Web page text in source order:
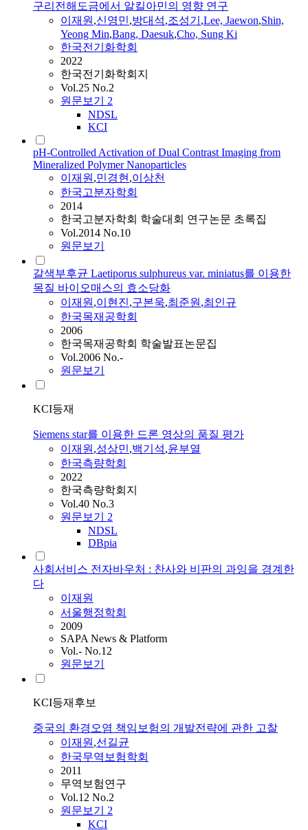
구리전해도금에서 알킬아민의 영향 연구
이재원,신영민,방대석,조성기 ,Lee, Jaewon,Shin,
Yeong Min,Bang, Daesuk,Cho, Sung Ki
한국전기화학회
2022
한국전기화학회지
Vol.25 No.2
원문보기 2
NDSL
KCI
pH-Controlled Activation of Dual Contrast Imaging from
Mineralized Polymer Nanoparticles
이재원,민경현,이상천
한국고분자학회
2014
한국고분자학회 학술대회 연구논문 초록집
Vol.2014 No.10
원문보기
갈색부후균 Laetiporus sulphureus var. miniatus를 이용한
목질 바이오매스의 효소당화
이재원,이현진,구본욱,최준원,최인규
한국목재공학회
2006
한국목재공학회 학술발표논문집
Vol.2006 No.-
원문보기
KCI등재
Siemens star를 이용한 드론 영상의 품질 평가
이재원,성상민,백기석,윤부열
한국측량학회
2022
한국측량학회지
Vol.40 No.3
원문보기 2
NDSL
DBpia
사회서비스 전자바우처 : 찬사와 비판의 과잉을 경계한
다
이재원
서울행정학회
2009
SAPA News & Platform
Vol.- No.12
원문보기
KCI등재후보
중국의 환경오염 책임보험의 개발전략에 관한 고찰
이재원,선길균
한국무역보험학회
2011
무역보험연구
Vol.12 No.2
원문보기 2
KCI